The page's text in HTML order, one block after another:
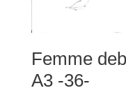
Femme
A3 -36-